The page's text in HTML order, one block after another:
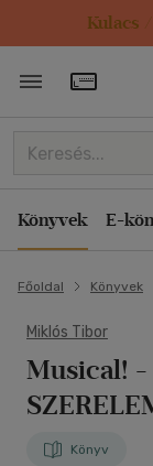
Kulacs
Könyvek E-
Főoldal Könyvek
Miklós Tibor
Musical! -
Könyv